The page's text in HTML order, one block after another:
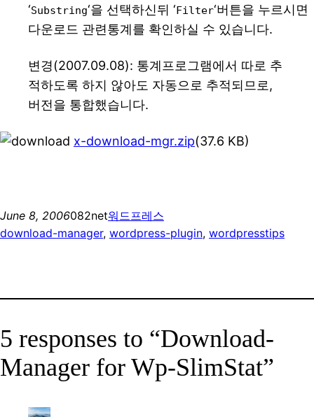
‘Substring‘을 선택하신뒤 ‘Filter‘버튼을 누르시면
다운로드 관련통계를 확인하실 수 있습니다.
변경(2007.09.08): 통계프로그램에서 따로 추
적하도록 하지 않아도 자동으로 추적되므로,
버전을 통합했습니다.
x-download-mgr.zip(37.6 KB)
June 8, 2006082net워드프레스
download-manager, wordpress-plugin, wordpresstips
5 responses to “Download-
Manager for Wp-SlimStat”